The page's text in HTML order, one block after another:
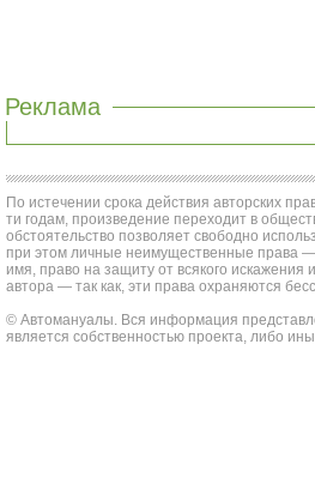
Реклама
По истечении срока действия авторских
ти годам, произведение переходит в
обстоятельство позволяет свободно
при этом личные неимущественные права
имя, право на защиту от всякого искажения
автора — так как, эти права охраняются
© Автомануалы. Вся информация
является собственностью проекта, либо